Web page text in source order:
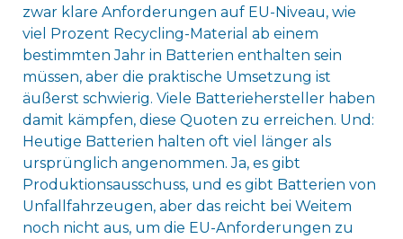
zwar klare Anforderungen auf EU-Niveau, wie
viel Prozent Recycling-Material ab einem
bestimmten Jahr in Batterien enthalten sein
müssen, aber die praktische Umsetzung ist
äußerst schwierig. Viele Batteriehersteller haben
damit kämpfen, diese Quoten zu erreichen. Und:
Heutige Batterien halten oft viel länger als
ursprünglich angenommen. Ja, es gibt
Produktionsausschuss, und es gibt Batterien von
Unfallfahrzeugen, aber das reicht bei Weitem
noch nicht aus, um die EU-Anforderungen zu